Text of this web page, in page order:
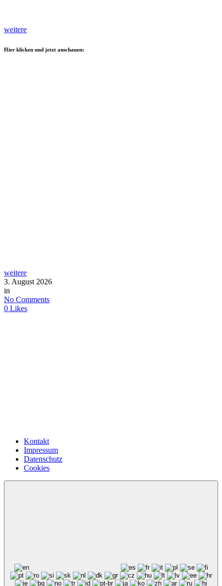
weitere
Hier klicken und jetzt anschauen:
weitere
3. August 2026
in
No Comments
0 Likes
Kontakt
Impressum
Datenschutz
Cookies